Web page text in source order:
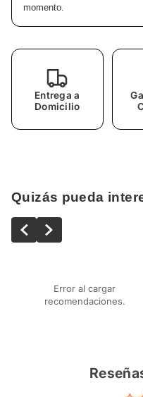
momento.
Entrega a
Domicilio
Quizás pueda
Error al cargar
recomendaciones.